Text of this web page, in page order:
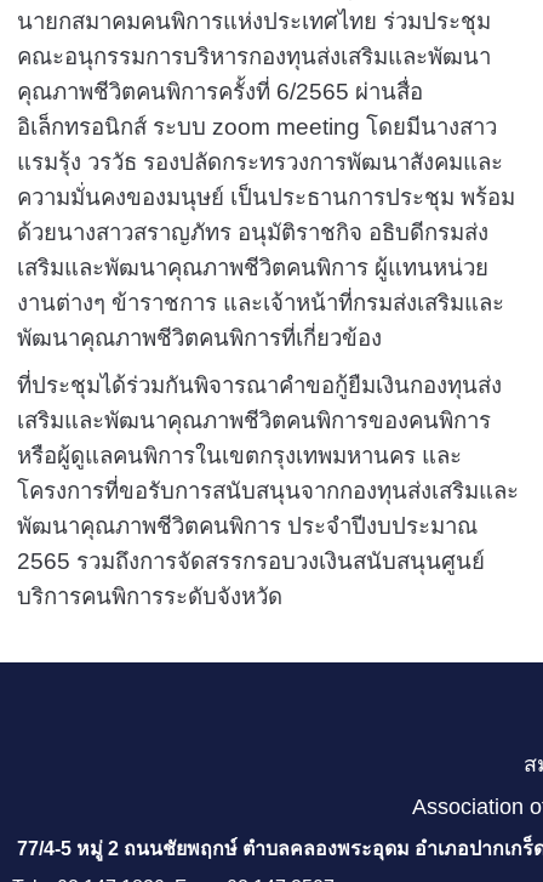
นายกสมาคมคนพิการแห่งประเทศไทย ร่วมประชุม
คณะอนุกรรมการบริหารกองทุนส่งเสริมและพัฒนา
คุณภาพชีวิตคนพิการครั้งที่ 6/2565 ผ่านสื่อ
อิเล็กทรอนิกส์ ระบบ zoom meeting โดยมีนางสาว
แรมรุ้ง วรวัธ รองปลัดกระทรวงการพัฒนาสังคมและ
ความมั่นคงของมนุษย์ เป็นประธานการประชุม พร้อม
ด้วยนางสาวสราญภัทร อนุมัติราชกิจ อธิบดีกรมส่ง
เสริมและพัฒนาคุณภาพชีวิตคนพิการ ผู้แทนหน่วย
งานต่างๆ ข้าราชการ และเจ้าหน้าที่กรมส่งเสริมและ
พัฒนาคุณภาพชีวิตคนพิการที่เกี่ยวข้อง
ที่ประชุมได้ร่วมกันพิจารณาคำขอกู้ยืมเงินกองทุนส่ง
เสริมและพัฒนาคุณภาพชีวิตคนพิการของคนพิการ
หรือผู้ดูแลคนพิการในเขตกรุงเทพมหานคร และ
โครงการที่ขอรับการสนับสนุนจากกองทุนส่งเสริมและ
พัฒนาคุณภาพชีวิตคนพิการ ประจำปีงบประมาณ
2565 รวมถึงการจัดสรรกรอบวงเงินสนับสนุนศูนย์
บริการคนพิการระดับจังหวัด
ส
Association
77/4-5 หมู่ 2 ถนนชัยพฤกษ์ ตำบลคลองพระอุดม อำเภอปากเกร็